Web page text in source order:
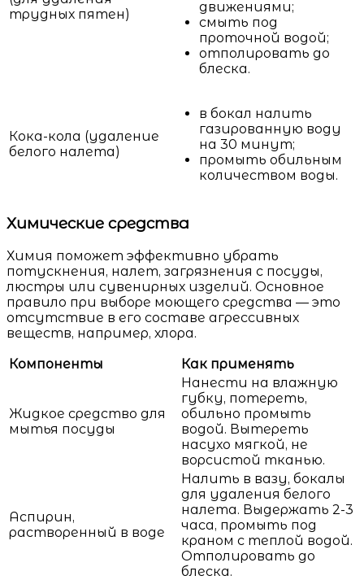
трудных пятен)
движениями;
смыть под
проточной водой;
отполировать до
блеска.
Кока-кола (удаление
белого налета)
в бокал налить
газированную воду
на 30 минут;
промыть обильным
количеством воды.
Химические средства
Химия поможет эффективно убрать
потускнения, налет, загрязнения с посуды,
люстры или сувенирных изделий. Основное
правило при выборе моющего средства — это
отсутствие в его составе агрессивных
веществ, например, хлора.
Компоненты
Как применять
Жидкое средство для
мытья посуды
Нанести на влажную
губку, потереть,
обильно промыть
водой. Вытереть
насухо мягкой, не
ворсистой тканью.
Аспирин,
растворенный в воде
Налить в вазу, бокалы
для удаления белого
налета. Выдержать 2-3
часа, промыть под
краном с теплой водой.
Отполировать до
блеска.